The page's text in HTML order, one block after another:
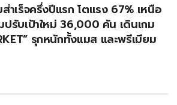
ำเร็จครึ่งปีแรก โตแรง 67% เหนือ
รับเป้าใหม่ 36,000 คัน เดินเกม
รุกหนักทั้งแมส และพรีเมียม